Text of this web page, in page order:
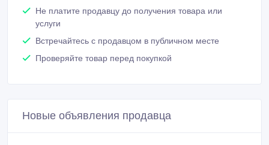
Не платите продавцу до получения товара или
услуги
Встречайтесь с продавцом в публичном месте
Проверяйте товар перед покупкой
Новые объявления продавца